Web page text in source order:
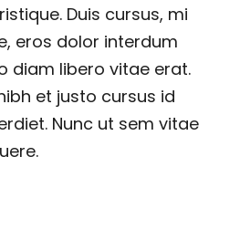
Duis cursus, mi
eros dolor interdum
diam libero vitae erat.
et justo cursus id
Nunc ut sem vitae